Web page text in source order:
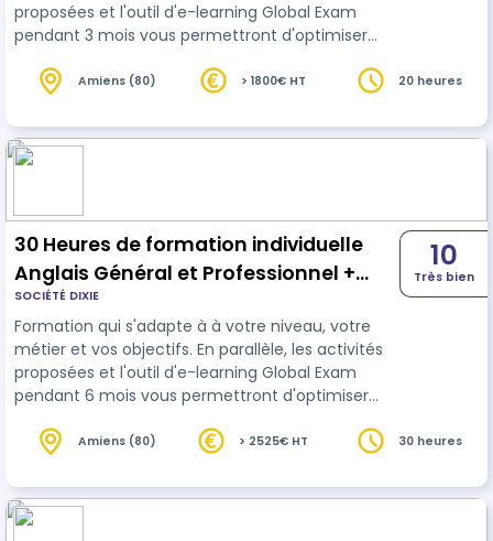
proposées et l'outil d'e-learning Global Exam
pendant 3 mois vous permettront d'optimiser
Amiens (80) > 1800€ HT 20 heures
30 Heures de formation individuelle
Anglais Général et Professionnel +
accès à la plateforme Global Exam (6
mois) + passage du Test English 360°
SOCIÉTÉ DIXIE
Formation qui s'adapte à à votre niveau, votre
métier et vos objectifs. En parallèle, les activités
proposées et l'outil d'e-learning Global Exam
pendant 6 mois vous permettront d'optimiser
10
Très bien
Amiens (80) > 2525€ HT 30 heures